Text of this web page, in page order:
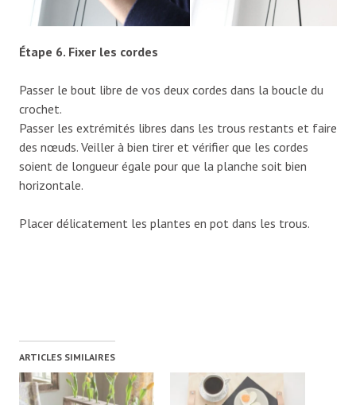
Étape 6. Fixer les cordes
Passer le bout libre de vos deux cordes dans la boucle du
crochet.
Passer les extrémités libres dans les trous restants et faire
des nœuds. Veiller à bien tirer et vérifier que les cordes
soient de longueur égale pour que la planche soit bien
horizontale.
Placer délicatement les plantes en pot dans les trous.
ARTICLES SIMILAIRES